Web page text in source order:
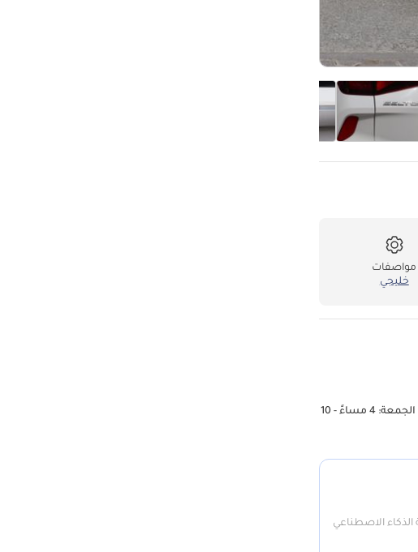
مواصفات
خليجي
موقعنا السيد خميس للسيارات المستعملة (الشارقة) - صالة العرض رقم 57 أوقات المكتب: 10 صباحًا - 10 مساءً مفتوح من: السبت - الخميس الجمعة: 4 مساءً - 10
الاصطناعي